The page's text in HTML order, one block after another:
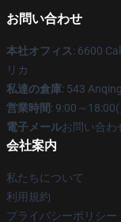
お問い合わせ
本社オフィス: 6600
リカ
私達の倉庫: 543
営業時間: 9:00～
電子メールお問い合わ
会社案内
私たちについて
利用規約
プライバシーポリシー